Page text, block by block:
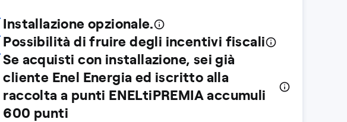
Installazione opzionale.
Possibilità di fruire degli incentivi fiscali
Se acquisti con installazione, sei già
cliente Enel Energia ed iscritto alla
raccolta a punti ENELtiPREMIA accumuli
600 punti